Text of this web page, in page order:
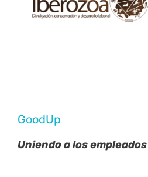
GoodUp
Uniendo a los